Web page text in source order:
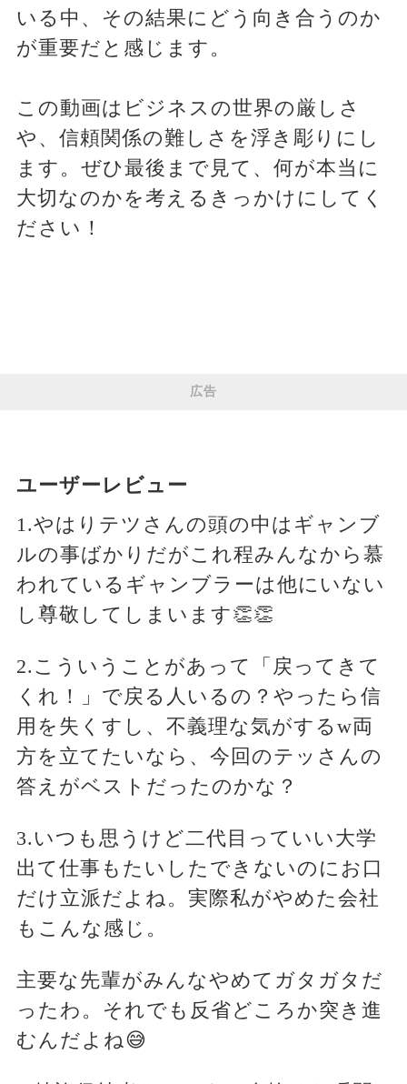
いる中、その結果にどう向き合うのか
が重要だと感じます。
この動画はビジネスの世界の厳しさ
や、信頼関係の難しさを浮き彫りにし
ます。ぜひ最後まで見て、何が本当に
大切なのかを考えるきっかけにしてく
ださい！
広告
ユーザーレビュー
1.やはりテツさんの頭の中はギャンブ
ルの事ばかりだがこれ程みんなから慕
われているギャンブラーは他にいない
し尊敬してしまいます👏👏
2.こういうことがあって「戻ってきて
くれ！」で戻る人いるの？やったら信
用を失くすし、不義理な気がするw両
方を立てたいなら、今回のテッさんの
答えがベストだったのかな？
3.いつも思うけど二代目っていい大学
出て仕事もたいしたできないのにお口
だけ立派だよね。実際私がやめた会社
もこんな感じ。
主要な先輩がみんなやめてガタガタだ
ったわ。それでも反省どころか突き進
むんだよね😅